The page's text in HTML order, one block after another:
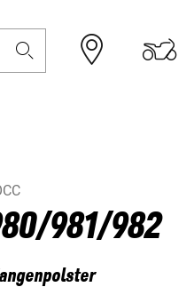
981/982